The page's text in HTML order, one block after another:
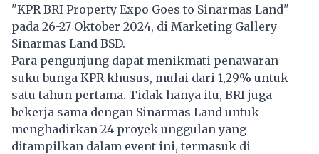
"KPR BRI Property Expo Goes to Sinarmas Land"
pada 26-27 Oktober 2024, di Marketing Gallery
Sinarmas Land BSD.
Para pengunjung dapat menikmati penawaran
suku bunga KPR khusus, mulai dari 1,29% untuk
satu tahun pertama. Tidak hanya itu, BRI juga
bekerja sama dengan Sinarmas Land untuk
menghadirkan 24 proyek unggulan yang
ditampilkan dalam event ini, termasuk di